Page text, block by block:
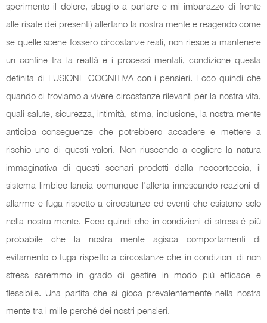
sperimento il dolore, sbaglio a parlare e mi imbarazzo di fronte
alle risate dei presenti) allertano la nostra mente e reagendo come
se quelle scene fossero circostanze reali, non riesce a mantenere
un confine tra la realtà e i processi mentali, condizione questa
definita di FUSIONE COGNITIVA con i pensieri. Ecco quindi che
quando ci troviamo a vivere circostanze rilevanti per la nostra vita,
quali salute, sicurezza, intimità, stima, inclusione, la nostra mente
anticipa conseguenze che potrebbero accadere e mettere a
rischio uno di questi valori. Non riuscendo a cogliere la natura
immaginativa di questi scenari prodotti dalla neocorteccia, il
sistema limbico lancia comunque l'allerta innescando reazioni di
allarme e fuga rispetto a circostanze ed eventi che esistono solo
nella nostra mente. Ecco quindi che in condizioni di stress é più
probabile che la nostra mente agisca comportamenti di
evitamento o fuga rispetto a circostanze che in condizioni di non
stress saremmo in grado di gestire in modo più efficace e
flessibile. Una partita che si gioca prevalentemente nella nostra
mente tra i mille perché dei nostri pensieri.